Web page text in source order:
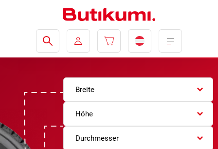
Breite
Höhe
Durchmesser